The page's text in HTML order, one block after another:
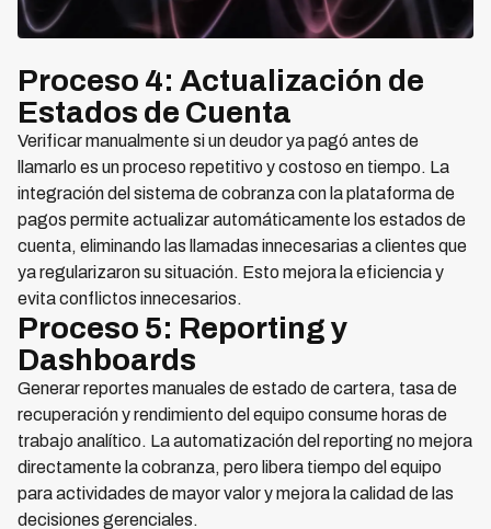
Proceso 4: Actualización de
Estados de Cuenta
Verificar manualmente si un deudor ya pagó antes de
llamarlo es un proceso repetitivo y costoso en tiempo. La
integración del sistema de cobranza con la plataforma de
pagos permite actualizar automáticamente los estados de
cuenta, eliminando las llamadas innecesarias a clientes que
ya regularizaron su situación. Esto mejora la eficiencia y
evita conflictos innecesarios.
Proceso 5: Reporting y
Dashboards
Generar reportes manuales de estado de cartera, tasa de
recuperación y rendimiento del equipo consume horas de
trabajo analítico. La automatización del reporting no mejora
directamente la cobranza, pero libera tiempo del equipo
para actividades de mayor valor y mejora la calidad de las
decisiones gerenciales.